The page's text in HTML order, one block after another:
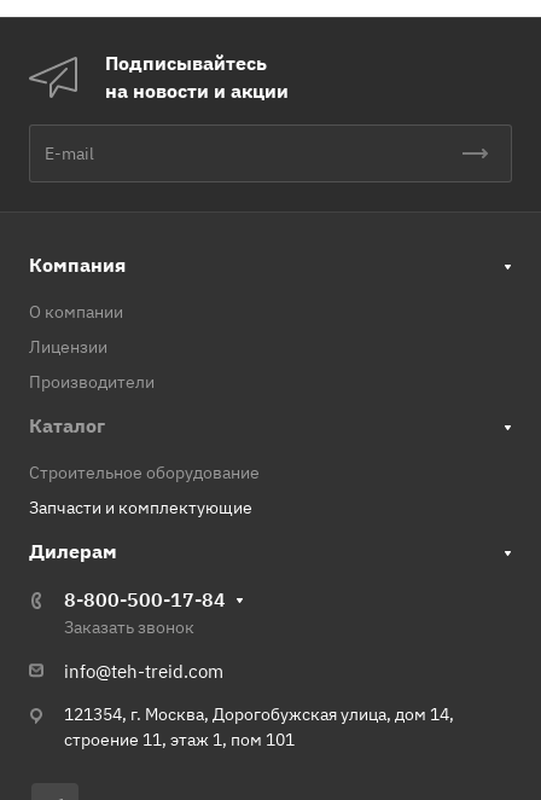
Подписывайтесь
на новости и акции
Компания
О компании
Лицензии
Производители
Каталог
Строительное оборудование
Запчасти и комплектующие
Дилерам
8-800-500-17-84
Заказать звонок
info@teh-treid.com
121354, г. Москва, Дорогобужская улица, дом 14,
строение 11, этаж 1, пом 101